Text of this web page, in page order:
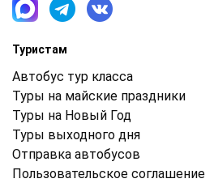
Туристам
Автобус тур класса
Туры на майские праздники
Туры на Новый Год
Туры выходного дня
Отправка автобусов
Пользовательское соглашение